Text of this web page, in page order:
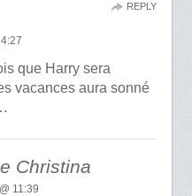
que Harry sera
vacances aura sonné
REPLY
Christina
11:39